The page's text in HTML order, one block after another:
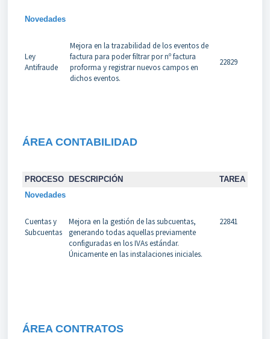
Novedades
Ley
Antifraude
Mejora en la trazabilidad de los eventos de
factura para poder filtrar por nº factura
proforma y registrar nuevos campos en
dichos eventos.
22829
ÁREA CONTABILIDAD
PROCESO DESCRIPCIÓN
TAREA
Novedades
Cuentas y
Subcuentas
Mejora en la gestión de las subcuentas,
generando todas aquellas previamente
configuradas en los IVAs estándar.
Únicamente en las instalaciones iniciales.
22841
ÁREA CONTRATOS